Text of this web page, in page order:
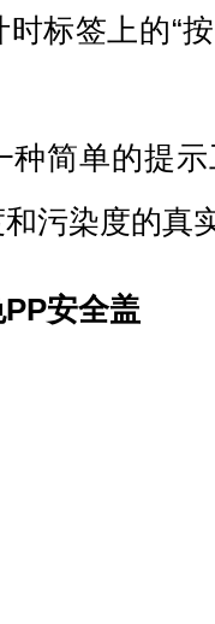
标签上的“
种简单的提
污染度的真